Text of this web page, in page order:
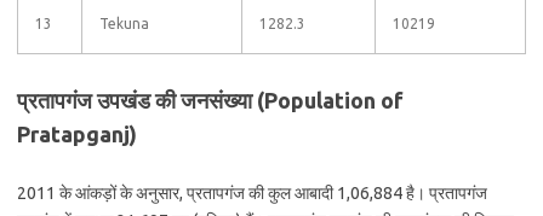
13 Tekuna 1282.3 10219
प्रतापगंज उपखंड की जनसंख्या (Population of
Pratapganj)
2011 के आंकड़ों के अनुसार, प्रतापगंज की कुल आबादी 1,06,884 है। प्रतापगंज